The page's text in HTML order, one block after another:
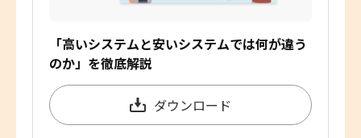
「高いシステムと安いシステムでは何が違う
のか」を徹底解説
ダウンロード